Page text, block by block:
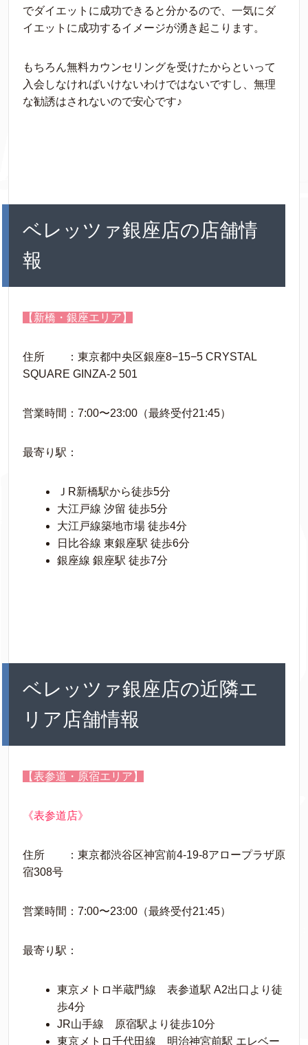
でダイエットに成功できると分かるので、一気にダ
イエットに成功するイメージが湧き起こります。
もちろん無料カウンセリングを受けたからといって
入会しなければいけないわけではないですし、無理
な勧誘はされないので安心です♪
ベレッツァ銀座店の店舗情
報
【新橋・銀座エリア】
住所 ：東京都中央区銀座8−15−5 CRYSTAL
SQUARE GINZA-2 501
営業時間：7:00〜23:00（最終受付21:45）
最寄り駅：
ＪR新橋駅から徒歩5分
大江戸線 汐留 徒歩5分
大江戸線築地市場 徒歩4分
日比谷線 東銀座駅 徒歩6分
銀座線 銀座駅 徒歩7分
ベレッツァ銀座店の近隣エ
リア店舗情報
【表参道・原宿エリア】
《表参道店》
住所 ：東京都渋谷区神宮前4-19-8アロープラザ原
宿308号
営業時間：7:00〜23:00（最終受付21:45）
最寄り駅：
東京メトロ半蔵門線 表参道駅 A2出口より徒
歩4分
JR山手線 原宿駅より徒歩10分
東京メトロ千代田線 明治神宮前駅 エレベー